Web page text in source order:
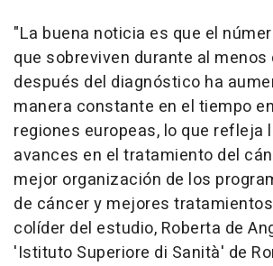
"La buena noticia es que el
que sobreviven durante al
después del diagnóstico ha
manera constante en el tiempo
regiones europeas, lo que refleja
avances en el tratamiento del
mejor organización de los
de cáncer y mejores
colíder del estudio, Roberta de
'Istituto Superiore di Sanità' de